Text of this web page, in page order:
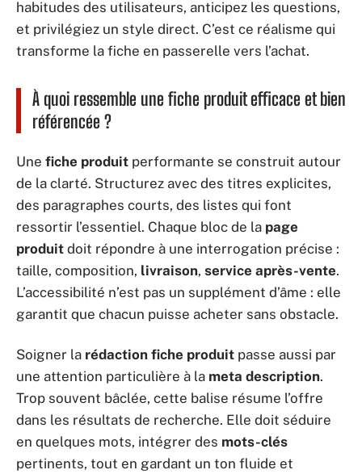
habitudes des utilisateurs, anticipez les questions,
et privilégiez un style direct. C’est ce réalisme qui
transforme la fiche en passerelle vers l’achat.
À quoi ressemble une fiche produit efficace et bien
référencée ?
Une fiche produit performante se construit autour
de la clarté. Structurez avec des titres explicites,
des paragraphes courts, des listes qui font
ressortir l’essentiel. Chaque bloc de la page
produit doit répondre à une interrogation précise :
taille, composition, livraison, service après-vente.
L’accessibilité n’est pas un supplément d’âme : elle
garantit que chacun puisse acheter sans obstacle.
Soigner la rédaction fiche produit passe aussi par
une attention particulière à la meta description.
Trop souvent bâclée, cette balise résume l’offre
dans les résultats de recherche. Elle doit séduire
en quelques mots, intégrer des mots-clés
pertinents, tout en gardant un ton fluide et